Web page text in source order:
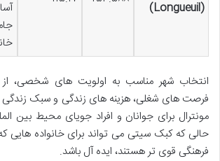
(Longueuil)
انتخاب شهر مناسب به اولویت های شخصی، از
فرصت های شغلی، هزینه های زندگی و سبک
مونترال برای جوانان و افراد جویای محیط بین
حالی که کبک سیتی می تواند برای خانواده هایی
فرهنگی قوی تر هستند، ایده آل باشد.